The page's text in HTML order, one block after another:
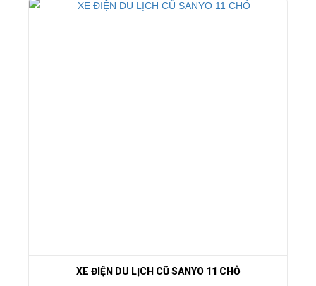
XE ĐIỆN DU LỊCH CŨ SANYO 11 CHỖ